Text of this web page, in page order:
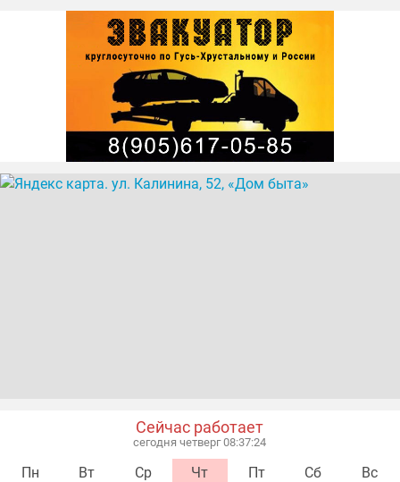
Сейчас работает
сегодня четверг 08:37:25
Пн Вт Ср Чт Пт Сб Вс